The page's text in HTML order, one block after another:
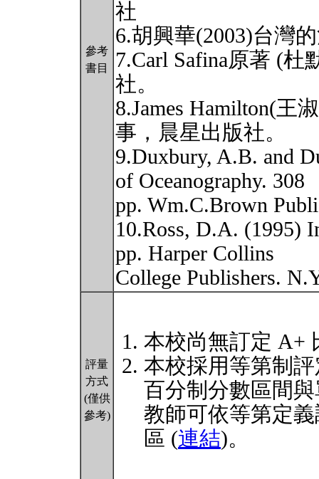
參考
書目
社
6.胡興華(2003)台灣
7.Carl Safina原著 (
社。
8.James Hamilton(王
事，晨星出版社。
9.Duxbury, A.B. and
of Oceanography. 308
pp. Wm.C.Brown
10.Ross, D.A. (1995)
pp. Harper Collins
College Publishers.
評量
方式
(僅供
參考)
本校尚無訂定 A+
本校採用等第制
百分制分數區間
教師可依等第定
區 (連結)。